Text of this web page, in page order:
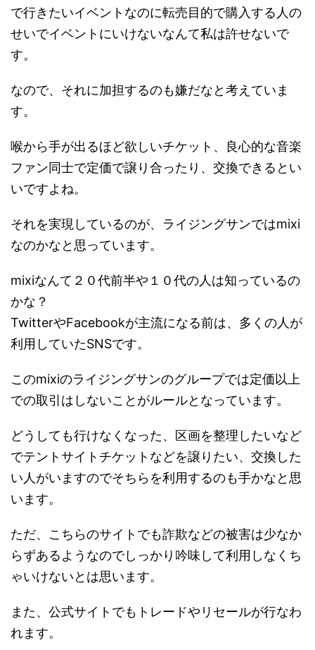
で行きたいイベントなのに転売目的で購入する人の
せいでイベントにいけないなんて私は許せないで
す。
なので、それに加担するのも嫌だなと考えていま
す。
喉から手が出るほど欲しいチケット、良心的な音楽
ファン同士で定価で譲り合ったり、交換できるとい
いですよね。
それを実現しているのが、ライジングサンではmixi
なのかなと思っています。
mixiなんて２０代前半や１０代の人は知っているの
かな？
TwitterやFacebookが主流になる前は、多くの人が
利用していたSNSです。
このmixiのライジングサンのグループでは定価以上
での取引はしないことがルールとなっています。
どうしても行けなくなった、区画を整理したいなど
でテントサイトチケットなどを譲りたい、交換した
い人がいますのでそちらを利用するのも手かなと思
います。
ただ、こちらのサイトでも詐欺などの被害は少なか
らずあるようなのでしっかり吟味して利用しなくち
ゃいけないとは思います。
また、公式サイトでもトレードやリセールが行なわ
れます。